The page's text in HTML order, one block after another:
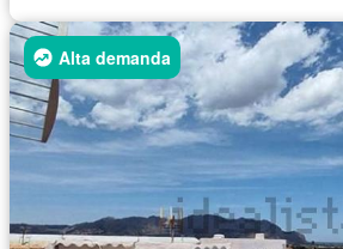
Alta demanda